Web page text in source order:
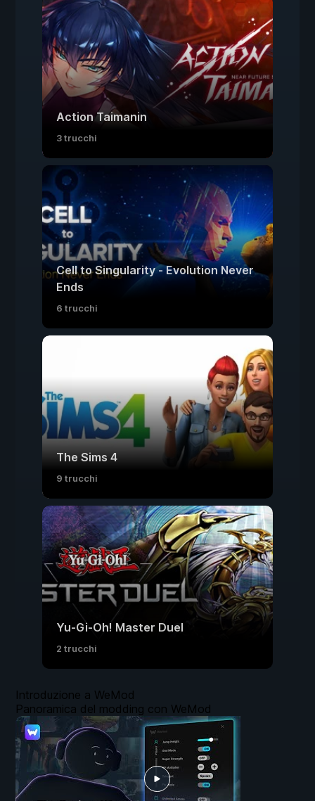
Action Taimanin
3 trucchi
Cell to Singularity - Evolution Never
Ends
6 trucchi
The Sims 4
9 trucchi
Yu-Gi-Oh! Master Duel
2 trucchi
Introduzione a WeMod
Panoramica del modding con WeMod